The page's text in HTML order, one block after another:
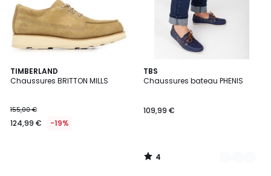
TIMBERLAND
Chaussures BRITTON MILLS
155,00 €
124,99 € -19%
TBS
Chaussures bateau PHENIS
109,99 €
4
/
24
Couleurs
4
/